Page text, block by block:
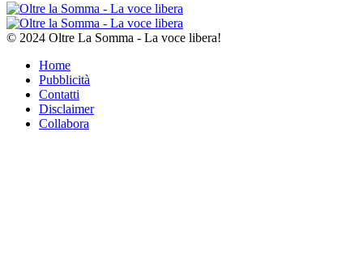
© 2024 Oltre La Somma - La voce libera!
Home
Pubblicità
Contatti
Disclaimer
Collabora